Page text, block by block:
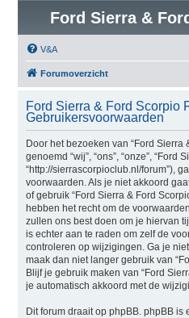
Ford Sierra &
V&A
Forumoverzicht
Ford Sierra & Ford Scorpio
Gebruikersvoorwaarden
Door het bezoeken van “Ford Sierra
genoemd “wij”, “ons”, “onze”, “Ford
“http://sierrascorpioclub.nl/forum”),
voorwaarden. Als je niet akkoord
of gebruik “Ford Sierra & Ford
hebben het recht om de
zullen ons best doen om je hiervan
is echter aan te raden om zelf de
controleren op wijzigingen. Ga je
maak dan niet langer gebruik van
Blijf je gebruik maken van “Ford
je automatisch akkoord met de
Dit forum draait op phpBB. phpBB